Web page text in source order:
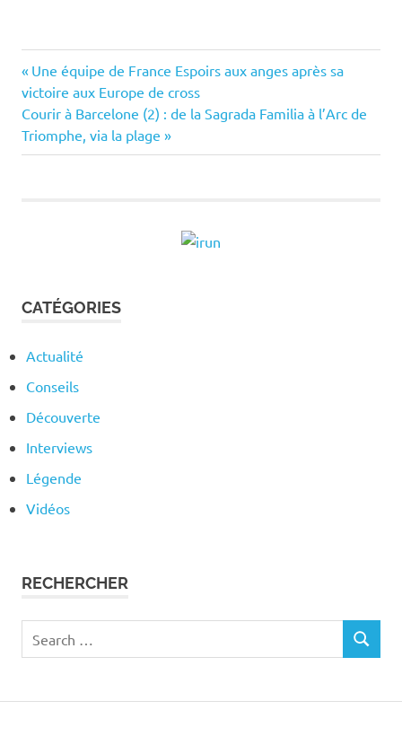
Navigation
de
l’article
Previous
Post:
Une équipe de France Espoirs aux anges après sa
victoire aux Europe de cross
Next
Post:
Courir à Barcelone (2) : de la Sagrada Familia à l’Arc de
Triomphe, via la plage
CATÉGORIES
Actualité
Conseils
Découverte
Interviews
Légende
Vidéos
RECHERCHER
for:
SEARCH